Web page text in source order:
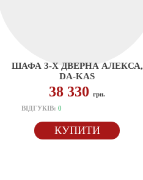
ШАФА 3-Х ДВЕРНА АЛЕКСА,
DA-KAS
38 330 грн.
ВІДГУКІВ: 0
КУПИТИ